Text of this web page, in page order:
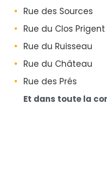
Rue des Sources
Rue du Clos Prigent
Rue du Ruisseau
Rue du Château
Rue des Prés
Et dans toute la